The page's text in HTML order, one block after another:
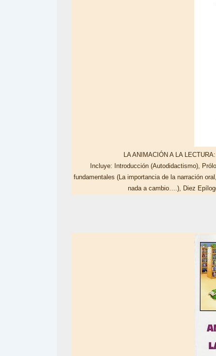
LA ANIMACIÓN A LA
Incluye: Introducción (Autodidactismo),
fundamentales (La importancia de la narración
nada a cambio….), Diez